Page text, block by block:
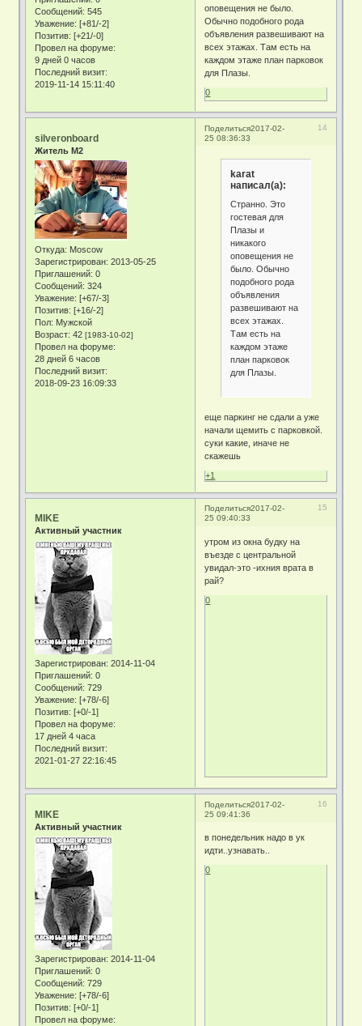
Сообщений: 545
Уважение: [+81/-2]
Позитив: [+21/-0]
Провел на форуме:
9 дней 0 часов
Последний визит:
2019-11-14 15:11:40
оповещения не было.
Обычно подобного рода
объявления развешивают на
всех этажах. Там есть на
каждом этаже план парковок
для Плазы.
0
Поделиться 14
2017-02-
25 08:36:33
silveronboard
Житель М2
Откуда: Moscow
Зарегистрирован: 2013-05-25
Приглашений: 0
Сообщений: 324
Уважение: [+67/-3]
Позитив: [+16/-2]
Пол: Мужской
Возраст: 42[1983-10-02]
Провел на форуме:
28 дней 6 часов
Последний визит:
2018-09-23 16:09:33
karat
написал(а):
Странно. Это
гостевая для
Плазы и
никакого
оповещения не
было. Обычно
подобного рода
объявления
развешивают на
всех этажах.
Там есть на
каждом этаже
план парковок
для Плазы.
еще паркинг не сдали а уже
начали щемить с парковкой.
суки какие, иначе не
скажешь
+1
Поделиться 15
2017-02-
25 09:40:33
MIKE
Активный участник
Зарегистрирован: 2014-11-04
Приглашений: 0
Сообщений: 729
Уважение: [+78/-6]
Позитив: [+0/-1]
Провел на форуме:
17 дней 4 часа
Последний визит:
2021-01-27 22:16:45
утром из окна будку на
въезде с центральной
увидал-это -ихния врата в
рай?
0
Поделиться 16
2017-02-
25 09:41:36
MIKE
Активный участник
Зарегистрирован: 2014-11-04
Приглашений: 0
Сообщений: 729
Уважение: [+78/-6]
Позитив: [+0/-1]
Провел на форуме:
в понедельник надо в ук
идти..узнавать..
0